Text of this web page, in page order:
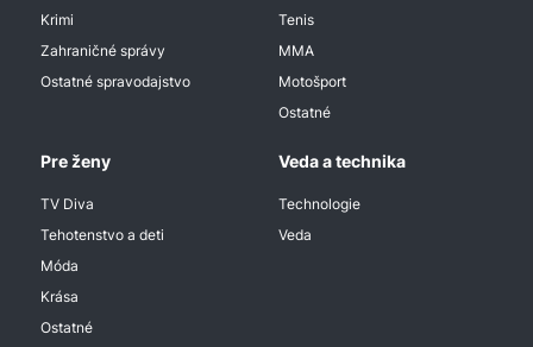
Krimi
Zahraničné správy
Ostatné spravodajstvo
Tenis
MMA
Motošport
Ostatné
Pre ženy
TV Diva
Tehotenstvo a deti
Móda
Krása
Ostatné
Veda a technika
Technologie
Veda